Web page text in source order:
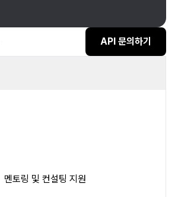
API 문의하기
멘토링 및 컨설팅 지원